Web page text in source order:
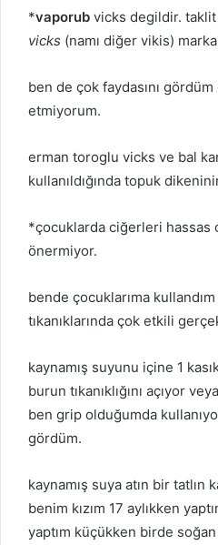
*vaporub vicks degildir. taklit
vicks (namı diğer vikis)
ben de çok faydasını
etmiyorum.
erman toroglu vicks ve bal
kullanıldığında topuk
*çocuklarda ciğerleri hassas
önermiyor.
bende çocuklarıma
tıkanıklarında çok etkili
kaynamış suyunu içine 1
burun tıkanıklığını açıyor
ben grip olduğumda
gördüm.
kaynamış suya atın bir tatlın
benim kızım 17 aylıkken
yaptım küçükken birde